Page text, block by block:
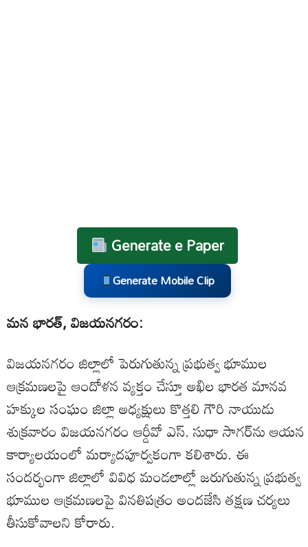
Generate e Paper
Generate Mobile Clip
మన భారత్, విజయనగరం:
విజయనగరం జిల్లాలో పెరుగుతున్న ప్రభుత్వ భూముల
ఆక్రమణలపై ఆందోళన వ్యక్తం చేస్తూ అఖిల భారత మానవ
హక్కుల సంఘం జిల్లా అధ్యక్షులు కొత్తలి గౌరి నాయుడు
శుక్రవారం విజయనగరం ఆర్డీవో ఎస్. సుధా సాగర్‌ను ఆయన
కార్యాలయంలో మర్యాదపూర్వకంగా కలిశారు. ఈ
సందర్భంగా జిల్లాలో వివిధ మండలాల్లో జరుగుతున్న ప్రభుత్వ
భూముల ఆక్రమణలపై వినతిపత్రం అందజేసి తక్షణ చర్యలు
తీసుకోవాలని కోరారు.